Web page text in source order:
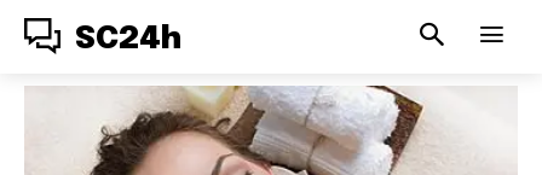
SC24h